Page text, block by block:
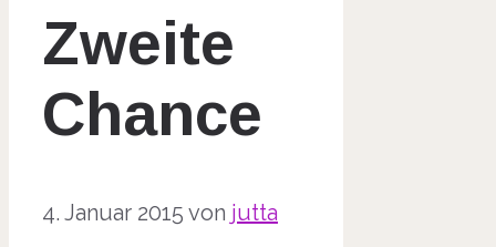
Zweite
Chance
4. Januar 2015 von jutta